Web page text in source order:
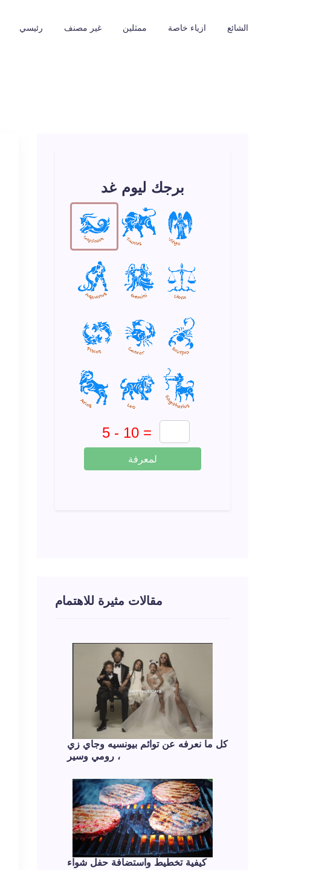
رئيسي غير مصنف ممثلين ازياء خاصة الشائع
برجك ليوم غد
لمعرفة
مقالات مثيرة للاهتمام
كل ما نعرفه عن توائم بيونسيه وجاي زي
، رومي وسير
كيفية تخطيط واستضافة حفل شواء